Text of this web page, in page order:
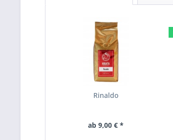
Rinaldo
ab 9,00 € *